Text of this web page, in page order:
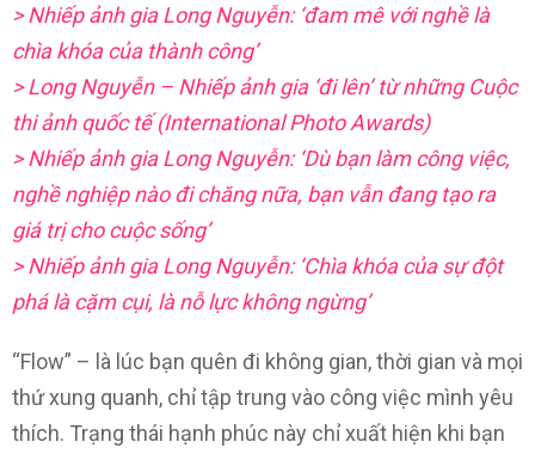
> Nhiếp ảnh gia Long Nguyễn: ‘đam mê với nghề là
chìa khóa của thành công’
> Long Nguyễn – Nhiếp ảnh gia ‘đi lên’ từ những Cuộc
thi ảnh quốc tế (International Photo Awards)
> Nhiếp ảnh gia Long Nguyễn: ‘Dù bạn làm công việc,
nghề nghiệp nào đi chăng nữa, bạn vẫn đang tạo ra
giá trị cho cuộc sống’
> Nhiếp ảnh gia Long Nguyễn: ‘Chìa khóa của sự đột
phá là cặm cụi, là nỗ lực không ngừng’
“Flow” – là lúc bạn quên đi không gian, thời gian và mọi
thứ xung quanh, chỉ tập trung vào công việc mình yêu
thích. Trạng thái hạnh phúc này chỉ xuất hiện khi bạn